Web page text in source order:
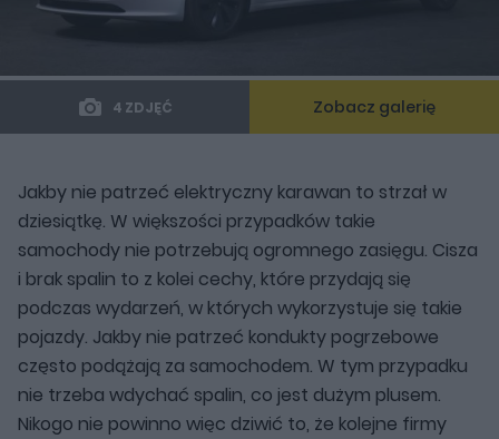
4 ZDJĘĆ Zobacz galerię
Jakby nie patrzeć elektryczny karawan to strzał w
dziesiątkę. W większości przypadków takie
samochody nie potrzebują ogromnego zasięgu. Cisza
i brak spalin to z kolei cechy, które przydają się
podczas wydarzeń, w których wykorzystuje się takie
pojazdy. Jakby nie patrzeć kondukty pogrzebowe
często podążają za samochodem. W tym przypadku
nie trzeba wdychać spalin, co jest dużym plusem.
Nikogo nie powinno więc dziwić to, że kolejne firmy